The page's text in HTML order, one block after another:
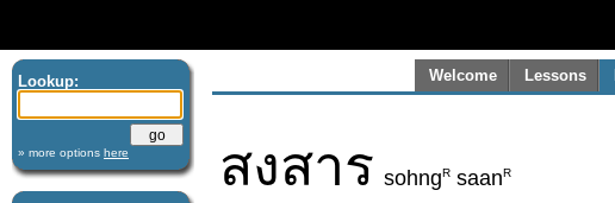
Lookup:
» more options here
Welcome Lessons
สงสาร sohngR saanR